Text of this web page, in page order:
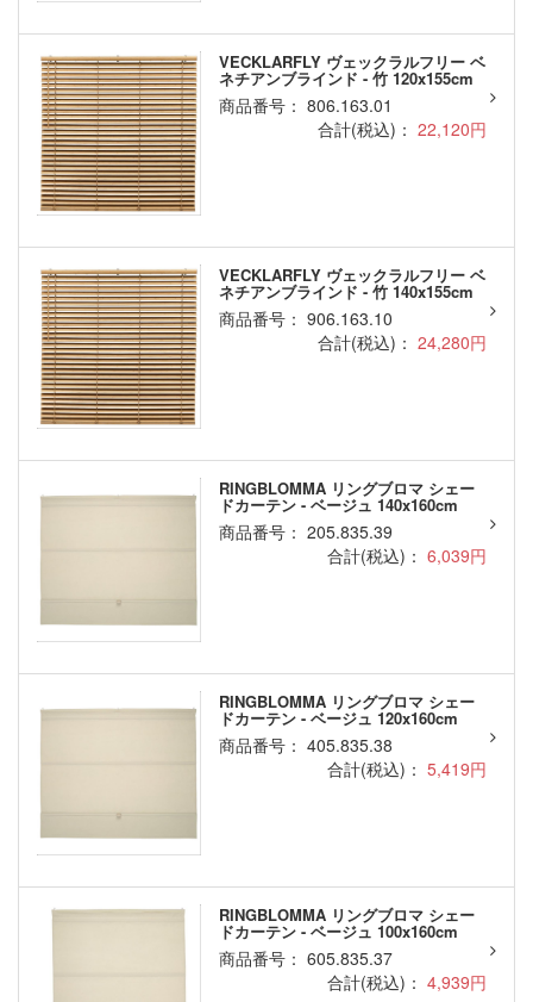
VECKLARFLY ヴェックラルフリー ベ
ネチアンブラインド - 竹 120x155cm
商品番号： 806.163.01
合計(税込)： 22,120円
VECKLARFLY ヴェックラルフリー ベ
ネチアンブラインド - 竹 140x155cm
商品番号： 906.163.10
合計(税込)： 24,280円
RINGBLOMMA リングブロマ シェー
ドカーテン - ベージュ 140x160cm
商品番号： 205.835.39
合計(税込)： 6,039円
RINGBLOMMA リングブロマ シェー
ドカーテン - ベージュ 120x160cm
商品番号： 405.835.38
合計(税込)： 5,419円
RINGBLOMMA リングブロマ シェー
ドカーテン - ベージュ 100x160cm
商品番号： 605.835.37
合計(税込)： 4,939円